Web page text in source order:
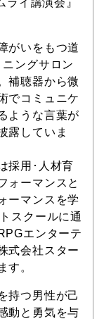
がいをもつ道
ングサロン
補聴器から微
でコミュニケ
ような言葉が
露していま
採用･人材育
ォーマンスと
ーマンスを学
スクールに通
エンターテ
式会社スター
す。
持つ男性が己
動と勇気を与